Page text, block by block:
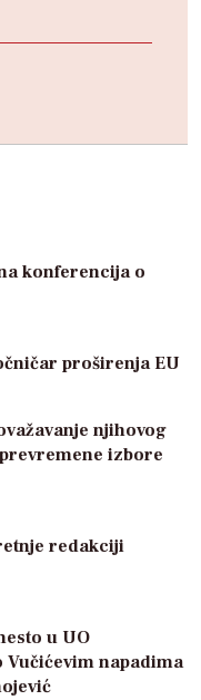
konferencija o
proširenja EU
njihovog
izbore
redakciji
u UO
napadima